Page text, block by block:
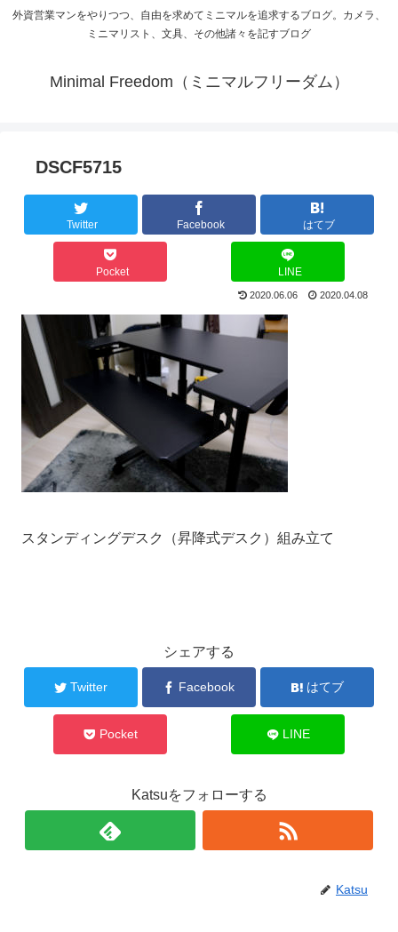
外資営業マンをやりつつ、自由を求めてミニマルを追求するブログ。カメラ、
ミニマリスト、文具、その他諸々を記すブログ
Minimal Freedom（ミニマルフリーダム）
DSCF5715
Twitter Facebook はてブ
Pocket LINE
2020.06.06 2020.04.08
スタンディングデスク（昇降式デスク）組み立て
シェアする
Twitter Facebook はてブ
Pocket LINE
Katsuをフォローする
Katsu